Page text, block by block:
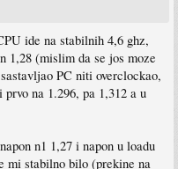
ide na stabilnih 4,6 ghz,
1,28 (mislim da se jos moze
PC niti overclockao,
na 1.296, pa 1,312 a u
n1 1,27 i napon u loadu
mi stabilno bilo (prekine na